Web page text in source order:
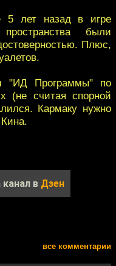
5 лет назад в игре
были
Плюс,
"ИД Программы" по
(не считая спорной
Кармаку нужно
в Дзен
все комментарии